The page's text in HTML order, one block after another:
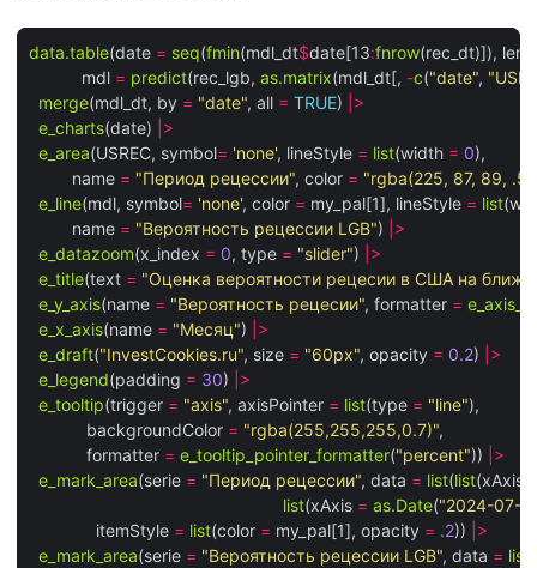
data.table(date = seq(fmin(mdl_dt$date[13:fnrow(rec_dt)]),
           mdl
= predict(rec_lgb, as.matrix(mdl_dt[, -c("date",
merge(mdl_dt, by = "date", all = TRUE)
|>
e_charts(date)
|>
e_area(USREC, symbol= 'none', lineStyle = list(width = 0),
         name
= "Период рецессии", color = "rgba(225, 87, 89,
e_line(mdl, symbol= 'none', color = my_pal[1], lineStyle = list
         name
= "Вероятность рецессии LGB")
|>
e_datazoom(x_index = 0, type = "slider")
|>
e_title(text = "Оценка вероятности рецесии в США на
e_y_axis(name = "Вероятность рецесии", formatter =
e_x_axis(name = "Месяц")
|>
e_draft("InvestCookies.ru", size = "60px", opacity = 0.2)
|>
e_legend(padding = 30)
|>
e_tooltip(trigger = "axis", axisPointer = list(type = "line"),
            backgroundColor
= "rgba(255,255,255,0.7)",
            formatter
= e_tooltip_pointer_formatter("percent"))
|>
e_mark_area(serie = "Период рецессии", data = list(list(xAxis
list(xAxis = as.Date("2024-07-
              itemStyle
= list(color = my_pal[1], opacity = .2))
|>
e_mark_area(serie = "Вероятность рецессии LGB", data = list